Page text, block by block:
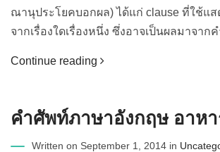
ณานุประโยคบอกผล) ได้แก่ clause ที่ใช้แ
จากเรื่องใดเรื่องหนึ่ง ซึ่งอาจเป็นผลมาจาก
Continue reading
คําศัพท์ภาษาอังกฤษ อาหา
Written on September 1, 2014 in